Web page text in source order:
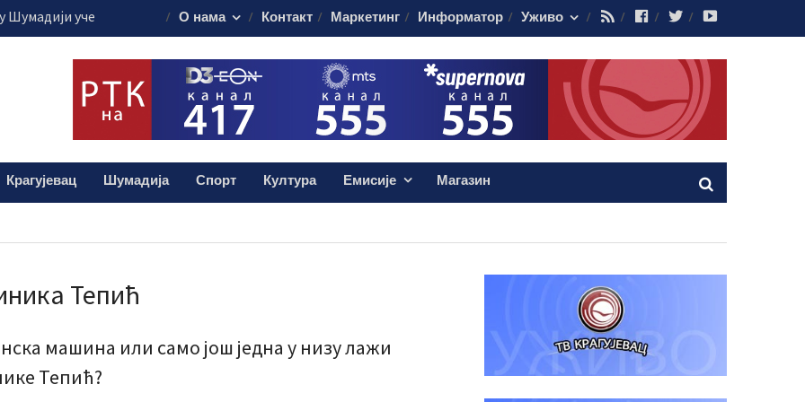
уче
пестициде
путује на
евра
доктору Кости
дроге:
мушкарац (38)
О нама Контакт Маркетинг Информатор Уживо RSS FacebookTwitter
Крагујевац Шумадија Спорт Култура Емисије Магазин
Тепић
машина или само још једна у низу лажи
Тепић?